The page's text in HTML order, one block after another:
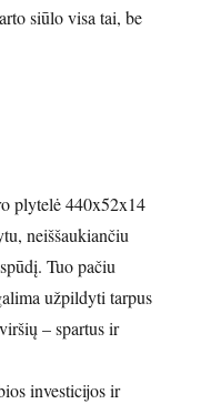
siūlo visa tai, be
plytelė 440x52x14
neiššaukiančiu
Tuo pačiu
užpildyti tarpus
– spartus ir
investicijos ir